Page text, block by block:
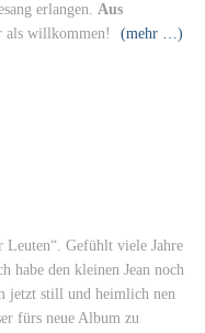
erlangen. Aus
als willkommen! (mehr …)
Gefühlt viele Jahre
habe den kleinen Jean noch
jetzt still und heimlich nen
fürs neue Album zu